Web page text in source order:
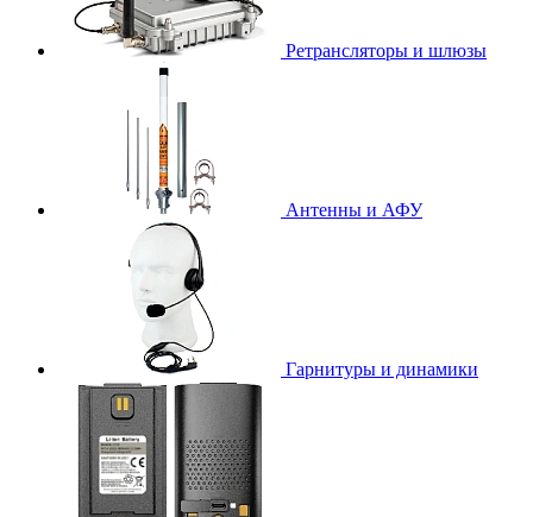
Ретрансляторы и шлюзы
Антенны и АФУ
Гарнитуры и динамики